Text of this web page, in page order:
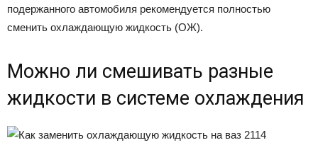
подержанного автомобиля рекомендуется полностью
сменить охлаждающую жидкость (ОЖ).
Можно ли смешивать разные
жидкости в системе охлаждения